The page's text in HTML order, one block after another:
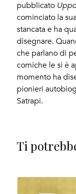
pubblicato
cominciato la
stancata e ha
disegnare.
che parlano di
comiche le si è
momento ha
pionieri
Satrapi.
Ti